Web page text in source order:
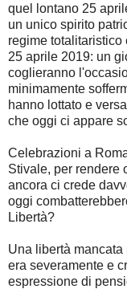
quel lontano 25
un unico spirito
regime
25 aprile 2019: un
coglieranno
minimamente
hanno lottato e
che oggi ci appare
Celebrazioni a
Stivale, per rendere
ancora ci crede
oggi
Libertà?
Una libertà mancata
era severamente e
espressione di